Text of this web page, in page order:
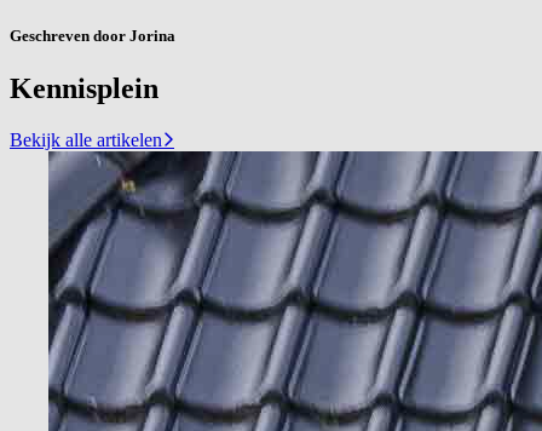
Geschreven door Jorina
Kennisplein
Bekijk alle artikelen